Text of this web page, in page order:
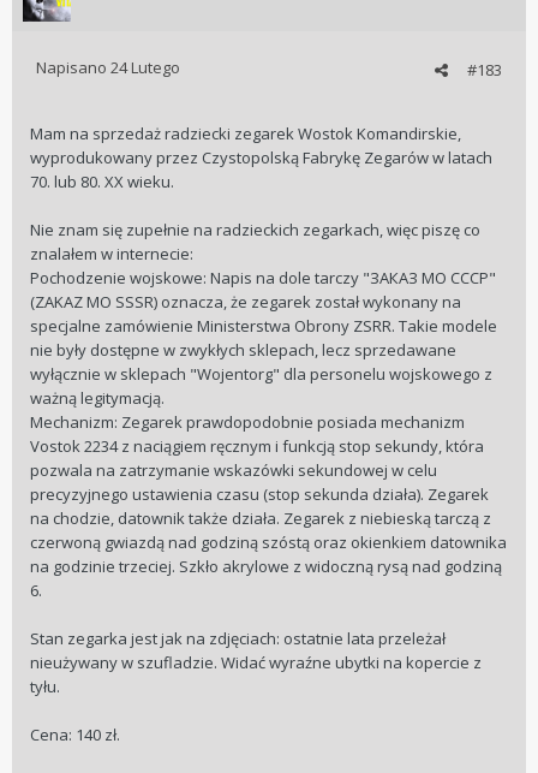
#183
Napisano 24 Lutego
Mam na sprzedaż radziecki zegarek Wostok Komandirskie,
wyprodukowany przez Czystopolską Fabrykę Zegarów w latach
70. lub 80. XX wieku.
Nie znam się zupełnie na radzieckich zegarkach, więc piszę co
znalałem w internecie:
Pochodzenie wojskowe: Napis na dole tarczy "ЗАКАЗ МО СССР"
(ZAKAZ MO SSSR) oznacza, że zegarek został wykonany na
specjalne zamówienie Ministerstwa Obrony ZSRR. Takie modele
nie były dostępne w zwykłych sklepach, lecz sprzedawane
wyłącznie w sklepach "Wojentorg" dla personelu wojskowego z
ważną legitymacją.
Mechanizm: Zegarek prawdopodobnie posiada mechanizm
Vostok 2234 z naciągiem ręcznym i funkcją stop sekundy, która
pozwala na zatrzymanie wskazówki sekundowej w celu
precyzyjnego ustawienia czasu (stop sekunda działa). Zegarek
na chodzie, datownik także działa. Zegarek z niebieską tarczą z
czerwoną gwiazdą nad godziną szóstą oraz okienkiem datownika
na godzinie trzeciej. Szkło akrylowe z widoczną rysą nad godziną
6.
Stan zegarka jest jak na zdjęciach: ostatnie lata przeleżał
nieużywany w szufladzie. Widać wyraźne ubytki na kopercie z
tyłu.
Cena: 140 zł.